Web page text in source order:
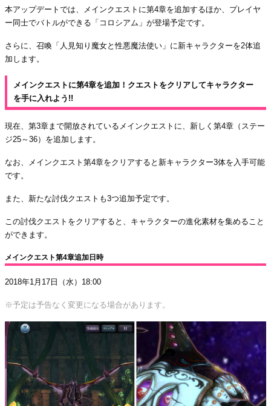
本アップデートでは、メインクエストに第4章を追加するほか、プレイヤ
ー同士でバトルができる「コロシアム」が登場予定です。
さらに、召喚「人見知り魔女と性悪魔法使い」に新キャラクターを2体追
加します。
メインクエストに第4章を追加！クエストをクリアしてキャラクター
を手に入れよう!!
現在、第3章まで開放されているメインクエストに、新しく第4章（ステー
ジ25～36）を追加します。
なお、メインクエスト第4章をクリアすると新キャラクター3体を入手可能
です。
また、新たな討伐クエストも3つ追加予定です。
この討伐クエストをクリアすると、キャラクターの進化素材を集めること
ができます。
メインクエスト第4章追加日時
2018年1月17日（水）18:00
※予定は予告なく変更になる場合があります。